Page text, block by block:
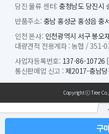
당진 물류 센터: 충청남도 당진시
반품주소: 충남 홍성군 홍성읍 충
인천 본사: 인천광역시 서구 봉오
대량견적 전용계좌 :농협 / 351-
사업자등록번호: 137-86-10726
통신판매업 신고 : 제2017-충남
Copyright ⓒ Tree